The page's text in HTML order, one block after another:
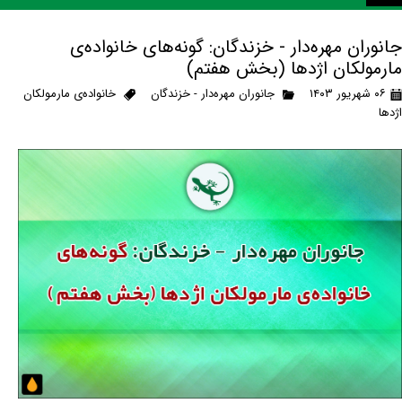
جانوران مهره‌دار - خزندگان: گونه‌های خانواده‌ی
مارمولکان اژدها (بخش هفتم)
۰۶ شهریور ۱۴۰۳ جانوران مهره‌دار - خزندگان
خانواده‌ی مارمولکان
اژدها